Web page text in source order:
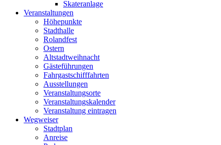
Skateranlage
Veranstaltungen
Höhepunkte
Stadthalle
Rolandfest
Ostern
Altstadtweihnacht
Gästeführungen
Fahrgastschifffahrten
Ausstellungen
Veranstaltungsorte
Veranstaltungskalender
Veranstaltung eintragen
Wegweiser
Stadtplan
Anreise